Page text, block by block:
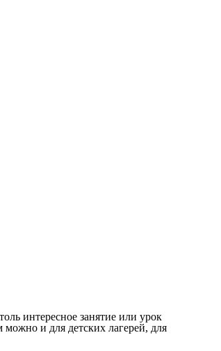
интересное занятие или урок
можно и для детских лагерей, для